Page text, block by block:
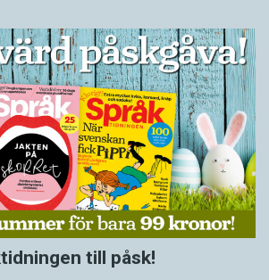
till påsk!